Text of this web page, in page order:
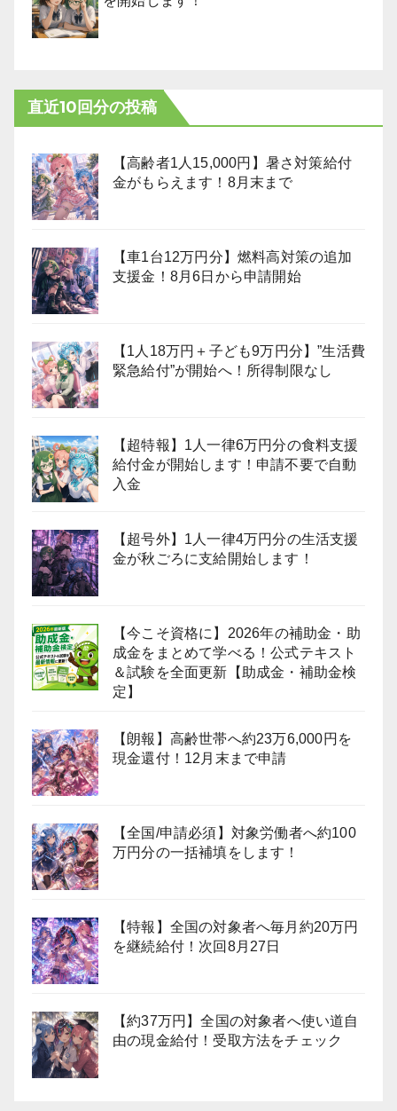
直近10回分の投稿
【高齢者1人15,000円】暑さ対策給付
金がもらえます！8月末まで
【車1台12万円分】燃料高対策の追加
支援金！8月6日から申請開始
【1人18万円＋子ども9万円分】”生活費
緊急給付”が開始へ！所得制限なし
【超特報】1人一律6万円分の食料支援
給付金が開始します！申請不要で自動
入金
【超号外】1人一律4万円分の生活支援
金が秋ごろに支給開始します！
【今こそ資格に】2026年の補助金・助
成金をまとめて学べる！公式テキスト
＆試験を全面更新【助成金・補助金検
定】
【朗報】高齢世帯へ約23万6,000円を
現金還付！12月末まで申請
【全国/申請必須】対象労働者へ約100
万円分の一括補填をします！
【特報】全国の対象者へ毎月約20万円
を継続給付！次回8月27日
【約37万円】全国の対象者へ使い道自
由の現金給付！受取方法をチェック